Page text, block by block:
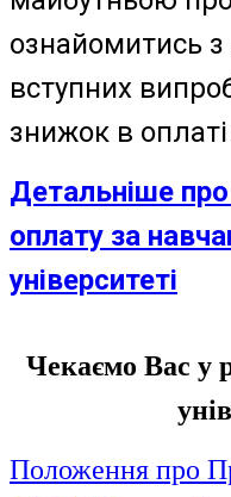
ознайомитись
вступних
знижок в
Детальніше
оплату за
університеті
Чекаємо Вас у
Положення про